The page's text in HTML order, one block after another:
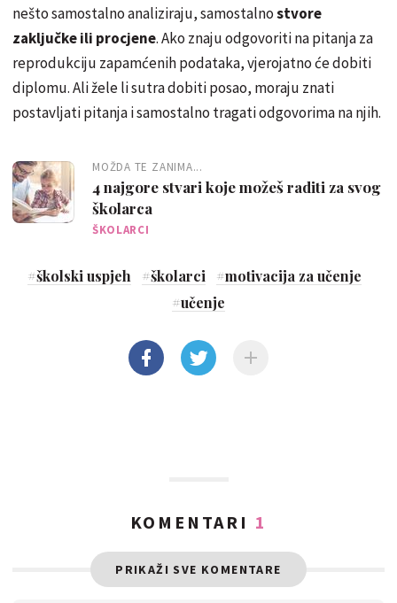
nešto samostalno analiziraju, samostalnostvore
zaključke ili procjene. Ako znaju odgovoriti na pitanja za
reprodukciju zapamćenih podataka, vjerojatno će dobiti
diplomu. Ali žele li sutra dobiti posao, moraju znati
postavljati pitanja i samostalno tragati odgovorima na njih.
MOŽDA TE ZANIMA...
4 najgore stvari koje možeš raditi za svog
školarca
ŠKOLARCI
#školski uspjeh #školarci #motivacija za učenje
#učenje
KOMENTARI 1
PRIKAŽI SVE KOMENTARE